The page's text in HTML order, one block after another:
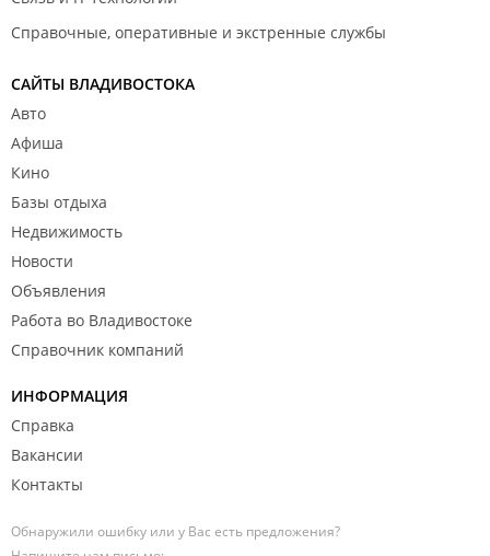
Справочные, оперативные и экстренные службы
САЙТЫ ВЛАДИВОСТОКА
Авто
Афиша
Кино
Базы отдыха
Недвижимость
Новости
Объявления
Работа во Владивостоке
Справочник компаний
ИНФОРМАЦИЯ
Справка
Вакансии
Контакты
Обнаружили ошибку или у Вас есть предложения?